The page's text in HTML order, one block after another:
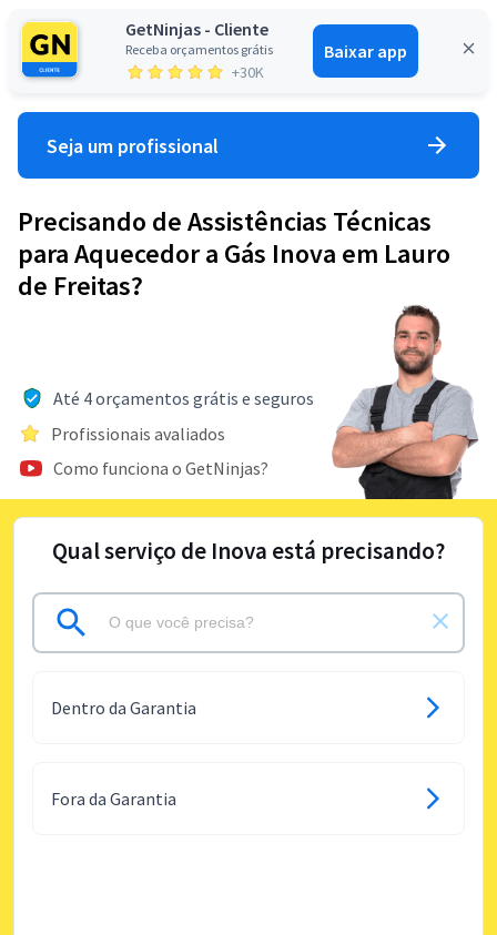
GetNinjas - Cliente
Receba orçamentos grátis
+30K
Baixar app
Entrar
Seja um profissional
Precisando de Assistências Técnicas
para Aquecedor a Gás Inova em Lauro
de Freitas?
Até 4 orçamentos grátis e seguros
Profissionais avaliados
Como funciona o GetNinjas?
Qual serviço de Inova está precisando?
Dentro da Garantia
Fora da Garantia